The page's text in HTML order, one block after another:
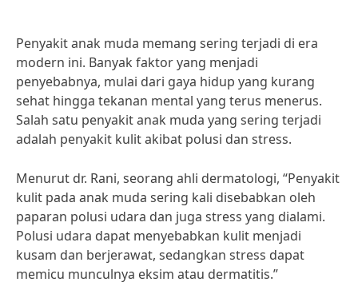
Penyakit anak muda memang sering terjadi di era
modern ini. Banyak faktor yang menjadi
penyebabnya, mulai dari gaya hidup yang kurang
sehat hingga tekanan mental yang terus menerus.
Salah satu penyakit anak muda yang sering terjadi
adalah penyakit kulit akibat polusi dan stress.
Menurut dr. Rani, seorang ahli dermatologi, “Penyakit
kulit pada anak muda sering kali disebabkan oleh
paparan polusi udara dan juga stress yang dialami.
Polusi udara dapat menyebabkan kulit menjadi
kusam dan berjerawat, sedangkan stress dapat
memicu munculnya eksim atau dermatitis.”